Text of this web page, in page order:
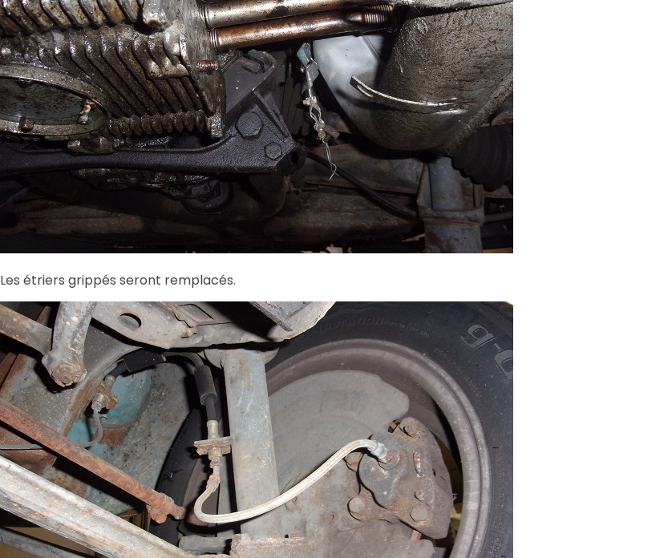
Les étriers grippés seront remplacés.